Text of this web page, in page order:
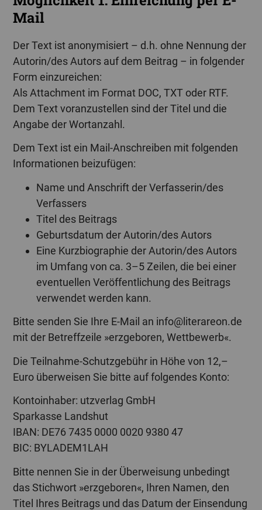
Mail
Der Text ist anonymisiert – d.h. ohne Nennung der
Autorin/des Autors auf dem Beitrag – in folgender
Form einzureichen:
Als Attachment im Format DOC, TXT oder RTF.
Dem Text voranzustellen sind der Titel und die
Angabe der Wortanzahl.
Dem Text ist ein Mail-Anschreiben mit folgenden
Informationen beizufügen:
Name und Anschrift der Verfasserin/des
Verfassers
Titel des Beitrags
Geburtsdatum der Autorin/des Autors
Eine Kurzbiographie der Autorin/des Autors
im Umfang von ca. 3–5 Zeilen, die bei einer
eventuellen Veröffentlichung des Beitrags
verwendet werden kann.
Bitte senden Sie Ihre E-Mail an info@literareon.de
mit der Betreffzeile »erzgeboren, Wettbewerb«.
Die Teilnahme-Schutzgebühr in Höhe von 12,–
Euro überweisen Sie bitte auf folgendes Konto:
Kontoinhaber: utzverlag GmbH
Sparkasse Landshut
IBAN: DE76 7435 0000 0020 9380 47
BIC: BYLADEM1LAH
Bitte nennen Sie in der Überweisung unbedingt
das Stichwort »erzgeboren«, Ihren Namen, den
Titel Ihres Beitrags und das Datum der Einsendung